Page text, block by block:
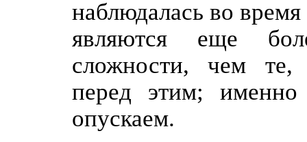
наблюдалась во
являются еще
сложности, чем те,
перед этим;
опускаем.